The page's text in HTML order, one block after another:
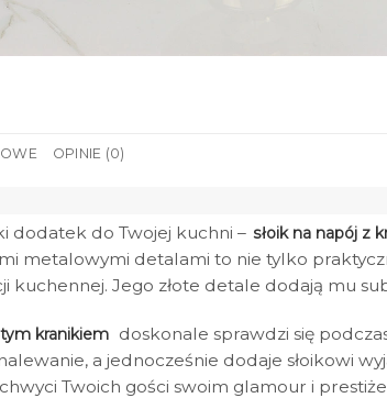
OPINIE (0)
dodatek do Twojej kuchni – słoik na napój z
metalowymi detalami to nie tylko
kuchennej. Jego złote detale dodają mu
kranikiem doskonale sprawdzi się
a jednocześnie dodaje słoikowi
Twoich gości swoim glamour i